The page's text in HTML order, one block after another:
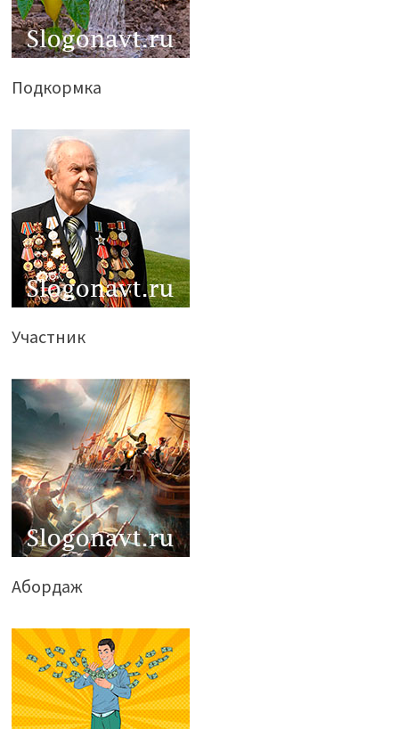
Подкормка
Участник
Абордаж